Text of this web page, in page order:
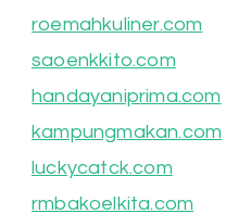
roemahkuliner.com
saoenkkito.com
handayaniprima.com
kampungmakan.com
luckycatck.com
rmbakoelkita.com